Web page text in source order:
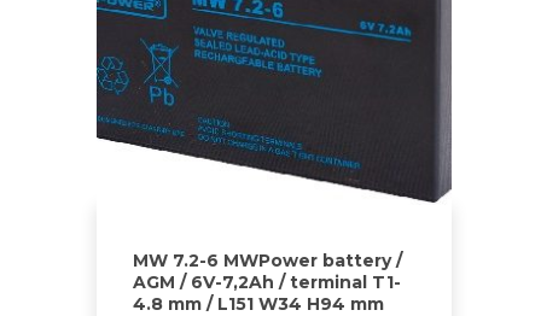
MW 7.2-6 MWPower battery /
AGM / 6V-7,2Ah / terminal T1-
4.8 mm / L151 W34 H94 mm